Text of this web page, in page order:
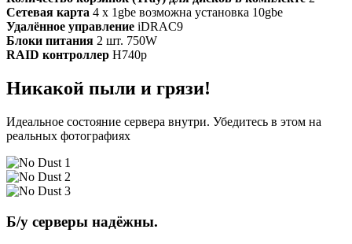
Сетевая карта 4 x 1gbe возможна установка 10gbe
Удалённое управление iDRAC9
Блоки питания 2 шт. 750W
RAID контроллер H740p
Никакой пыли и грязи!
Идеальное состояние сервера внутри. Убедитесь в этом на
реальных фотографиях
Б/у серверы надёжны.